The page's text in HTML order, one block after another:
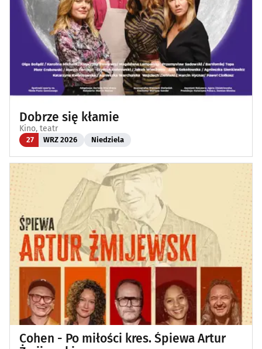
Dobrze się kłamie
Kino, teatr
27 WRZ 2026 Niedziela
Cohen - Po miłości kres. Śpiewa Artur